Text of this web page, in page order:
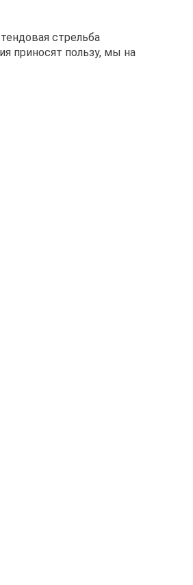
стрельба
приносят пользу, мы на